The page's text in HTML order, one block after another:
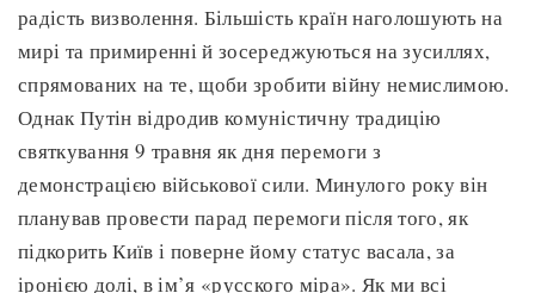
радість визволення. Більшість країн наголошують на
мирі та примиренні й зосереджуються на зусиллях,
спрямованих на те, щоби зробити війну немислимою.
Однак Путін відродив комуністичну традицію
святкування 9 травня як дня перемоги з
демонстрацією військової сили. Минулого року він
планував провести парад перемоги після того, як
підкорить Київ і поверне йому статус васала, за
іронією долі, в ім’я «русского міра». Як ми всі